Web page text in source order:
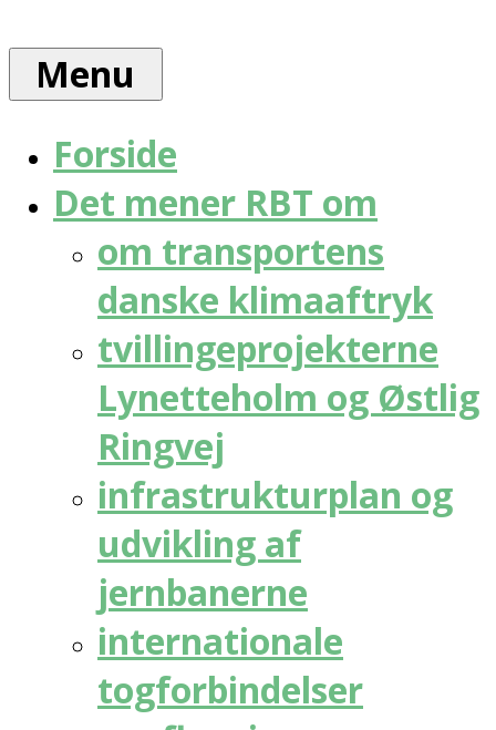
content
for
bæredygtig
trafik
Menu
Forside
Det mener RBT om
om transportens
danske klimaaftryk
tvillingeprojekterne
Lynetteholm og Østlig
Ringvej
infrastrukturplan og
udvikling af
jernbanerne
internationale
togforbindelser